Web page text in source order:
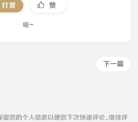
打赏 赞
喵~
下一篇
您的个人信息以便您下次快速评论，继续评